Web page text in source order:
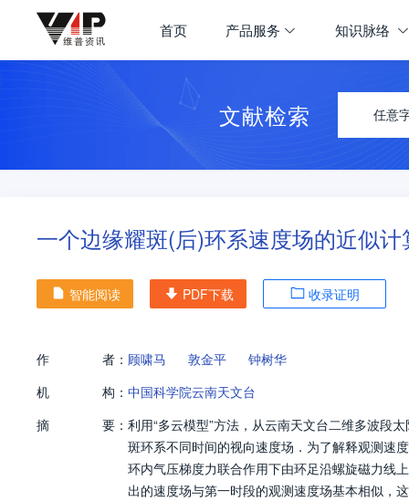
首页 产品服务 知识脉络
文献检索 任意
一个边缘耀斑(后)环系速度场的近似计
智能阅读 PDF下载 收录证明
作 者： 顾啸马 敦金平
钟树华
机
构： 中国科学院云南天文台
摘
要： 利用“多云模型”方法，从云南天文台二维多波段
斑环系不同时间的视向速度场．为了解释观测速
环内气压梯度力联合作用下由环足沿螺旋磁力线
出的速度场与第一时段的观测速度场基本相似，